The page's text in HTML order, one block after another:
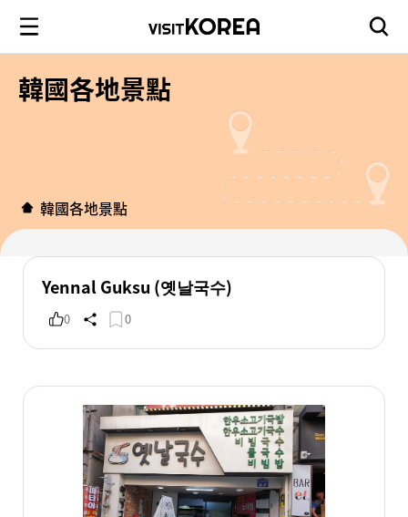
韓國各地景點
韓國各地景點
Yennal Guksu (옛날국수)
0 0